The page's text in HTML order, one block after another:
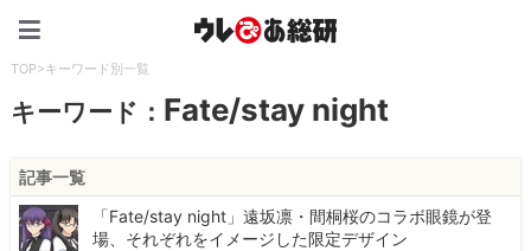
TOP>キーワード別一覧
キーワード： Fate/stay night
記事一覧
「Fate/stay night」遠坂凛・間桐桜のコラボ眼鏡が登
場、それぞれをイメージした限定デザイン